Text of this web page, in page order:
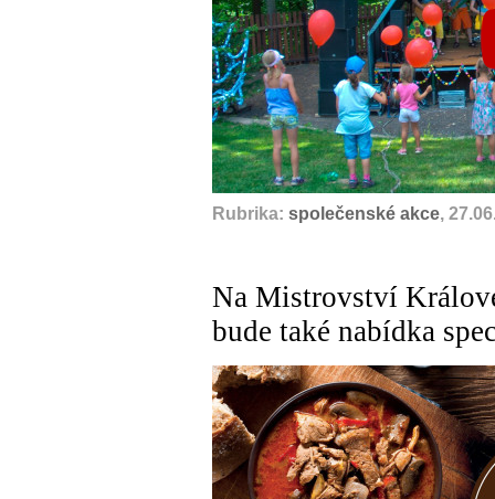
Rubrika: společenské akce,
Na Mistrovství
bude také nabídka